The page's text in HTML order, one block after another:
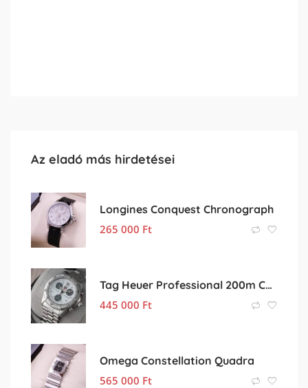
Az eladó más hirdetései
Longines Conquest Chronograph
265 000 Ft
Tag Heuer Professional 200m Chronograph
445 000 Ft
Omega Constellation Quadra
565 000 Ft